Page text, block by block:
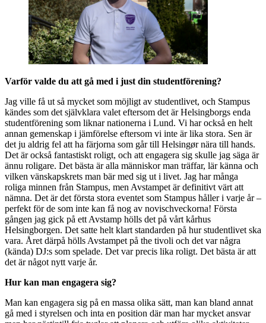
Varför valde du att gå med i just din studentförening?
Jag ville få ut så mycket som möjligt av studentlivet, och Stampus
kändes som det självklara valet eftersom det är Helsingborgs enda
studentförening som liknar nationerna i Lund. Vi har också en helt
annan gemenskap i jämförelse eftersom vi inte är lika stora. Sen är
det ju aldrig fel att ha färjorna som går till Helsingør nära till hands.
Det är också fantastiskt roligt, och att engagera sig skulle jag säga är
ännu roligare. Det bästa är alla människor man träffar, lär känna och
vilken vänskapskrets man bär med sig ut i livet. Jag har många
roliga minnen från Stampus, men Avstampet är definitivt värt att
nämna. Det är det första stora eventet som Stampus håller i varje år –
perfekt för de som inte kan få nog av novischveckorna! Första
gången jag gick på ett Avstamp hölls det på vårt kårhus
Helsingborgen. Det satte helt klart standarden på hur studentlivet ska
vara. Året därpå hölls Avstampet på the tivoli och det var några
(kända) DJ:s som spelade. Det var precis lika roligt. Det bästa är att
det är något nytt varje år.
Hur kan man engagera sig?
Man kan engagera sig på en massa olika sätt, man kan bland annat
gå med i styrelsen och inta en position där man har mycket ansvar